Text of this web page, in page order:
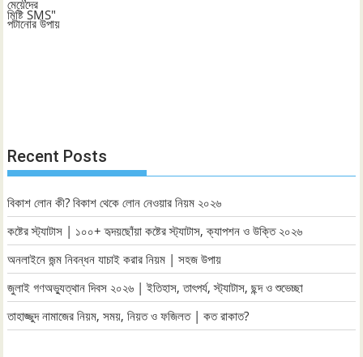
Recent Posts
বিকাশ লোন কী? বিকাশ থেকে লোন নেওয়ার নিয়ম ২০২৬
কষ্টের স্ট্যাটাস | ১০০+ হৃদয়ছোঁয়া কষ্টের স্ট্যাটাস, ক্যাপশন ও উক্তি ২০২৬
অনলাইনে জন্ম নিবন্ধন যাচাই করার নিয়ম | সহজ উপায়
জুলাই গণঅভ্যুত্থান দিবস ২০২৬ | ইতিহাস, তাৎপর্য, স্ট্যাটাস, ছন্দ ও শুভেচ্ছা
তাহাজ্জুদ নামাজের নিয়ম, সময়, নিয়ত ও ফজিলত | কত রাকাত?